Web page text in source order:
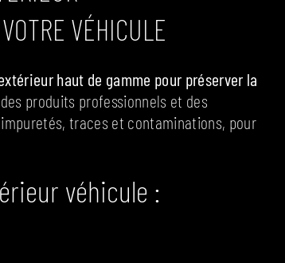
VÉHICULE
haut de gamme pour préserver la
produits professionnels et des
traces et contaminations, pour
véhicule :